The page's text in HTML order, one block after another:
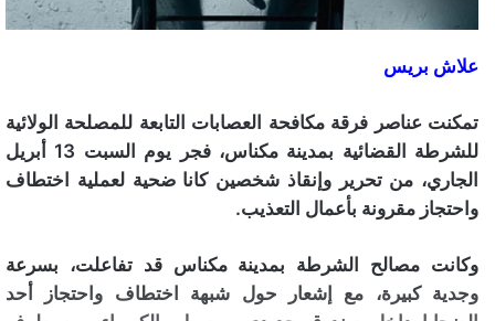
علاش بريس
تمكنت عناصر فرقة مكافحة العصابات التابعة للمصلحة الولائية
للشرطة القضائية بمدينة مكناس، فجر يوم السبت 13 أبريل
الجاري، من تحرير وإنقاذ شخصين كانا ضحية لعملية اختطاف
واحتجاز مقرونة بأعمال التعذيب.
وكانت مصالح الشرطة بمدينة مكناس قد تفاعلت، بسرعة
وجدية كبيرة، مع إشعار حول شبهة اختطاف واحتجاز أحد